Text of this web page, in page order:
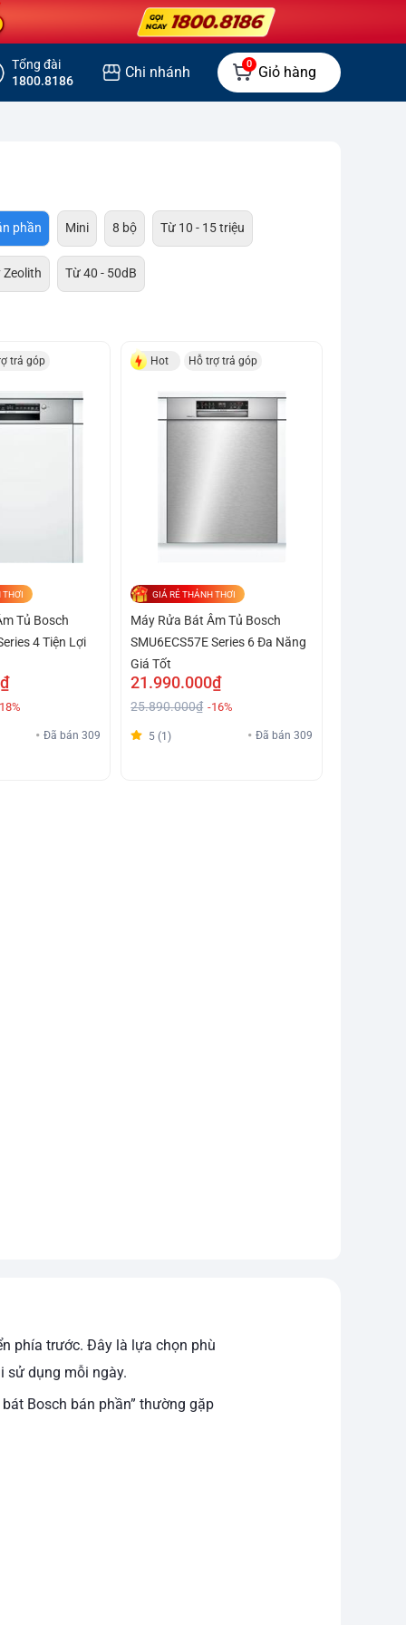
Tổng đài
1800.8186
Chi nhánh 0 Giỏ hàng
phần Mini 8 bộ Từ 10 - 15 triệu
Zeolith Từ 40 - 50dB
trả góp
THƠI
Tủ Bosch
4 Tiện Lợi
Đã bán 309
Hot Hỗ trợ trả góp
GIÁ RẺ THẢNH THƠI
Máy Rửa Bát Âm Tủ Bosch
SMU6ECS57E Series 6 Đa Năng
Giá Tốt
21.990.000₫
25.890.000₫ -16%
5 (1) Đã bán 309
phía trước. Đây là lựa chọn phù
sử dụng mỗi ngày.
Bosch bán phần” thường gặp